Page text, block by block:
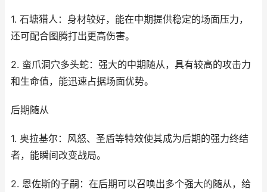
1. 石塘猎人：身材较好，能在中期提供稳定的场面压力，
还可配合图腾打出更高伤害。
2. 蛮爪洞穴多头蛇：强大的中期随从，具有较高的攻击力
和生命值，能迅速占据场面优势。
后期随从
1. 奥拉基尔：风怒、圣盾等特效使其成为后期的强力终结
者，能瞬间改变战局。
2. 恩佐斯的子嗣：在后期可以召唤出多个强大的随从，给